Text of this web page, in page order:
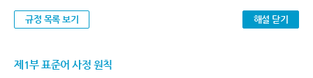
규정 목록 보기 해설 닫기
제1부 표준어 사정 원칙